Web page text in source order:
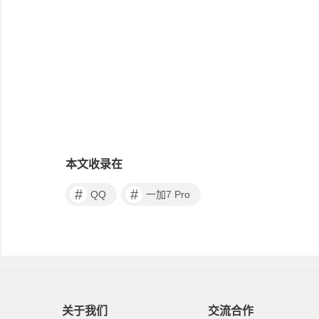
本文收录在
# QQ # 一加7 Pro
关于我们 交流合作